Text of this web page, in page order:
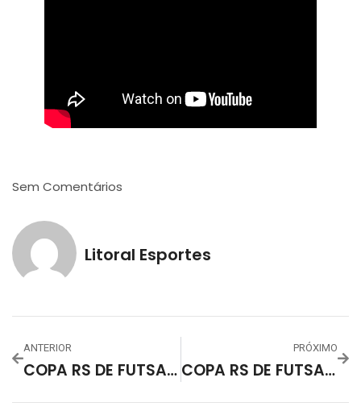
Sem Comentários
Litoral Esportes
ANTERIOR
COPA RS DE FUTSAL – 1º RODADA – ABF X ACBF
PRÓXIMO
COPA RS DE FUTSAL – 4º RODADA – ACBF X ABF